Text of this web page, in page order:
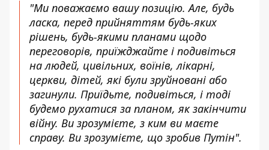
"Ми поважаємо вашу позицію. Але, будь
ласка, перед прийняттям будь-яких
рішень, будь-якими планами щодо
переговорів, приїжджайте і подивіться
на людей, цивільних, воїнів, лікарні,
церкви, дітей, які були зруйновані або
загинули. Приїдьте, подивіться, і тоді
будемо рухатися за планом, як закінчити
війну. Ви зрозумієте, з ким ви маєте
справу. Ви зрозумієте, що зробив Путін".